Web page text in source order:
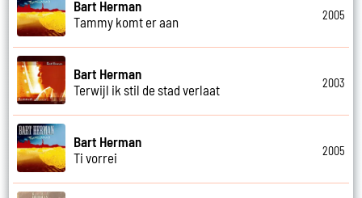
Bart Herman
Tammy komt er aan
2005
Bart Herman
Terwijl ik stil de stad verlaat
2003
Bart Herman
Ti vorrei
2005